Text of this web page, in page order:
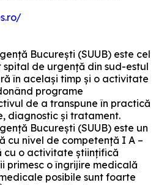
București (SUUB) este cel
de urgență din sud-estul
în același timp și o activitate
programe
de a transpune în practică
diagnostic și tratament.
București (SUUB) este un
cu nivel de competență I A –
cu o activitate științifică
primesc o îngrijire medicală
posibile sunt foarte